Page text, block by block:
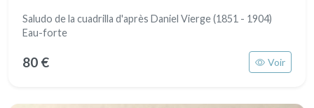
Saludo de la cuadrilla d'après Daniel Vierge (1851 - 1904)
Eau-forte
80 € Voir